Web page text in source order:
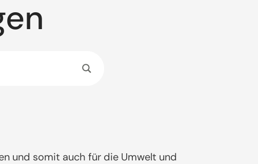
und somit auch für die Umwelt und